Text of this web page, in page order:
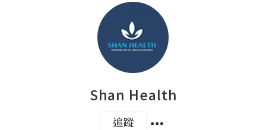
Shan Health
追蹤